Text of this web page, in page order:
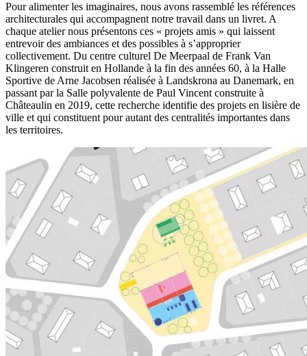
Pour alimenter les imaginaires, nous avons rassemblé les références
architecturales qui accompagnent notre travail dans un livret. A
chaque atelier nous présentons ces « projets amis » qui laissent
entrevoir des ambiances et des possibles à s’approprier
collectivement. Du centre culturel De Meerpaal de Frank Van
Klingeren construit en Hollande à la fin des années 60, à la Halle
Sportive de Arne Jacobsen réalisée à Landskrona au Danemark, en
passant par la Salle polyvalente de Paul Vincent construite à
Châteaulin en 2019, cette recherche identifie des projets en lisière de
ville et qui constituent pour autant des centralités importantes dans
les territoires.